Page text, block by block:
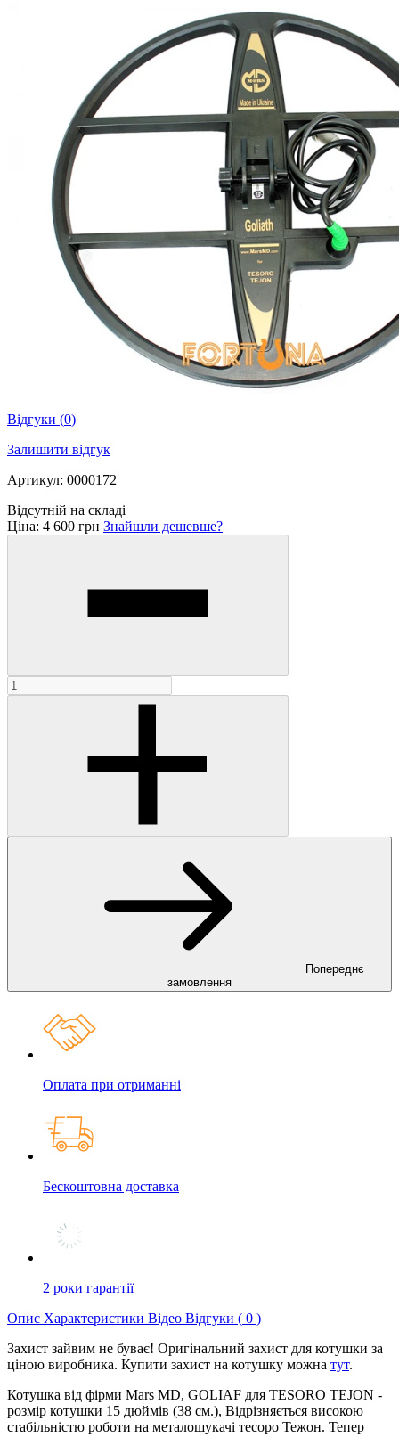
Відгуки (0)
Залишити відгук
Артикул: 0000172
Відсутній на складі
Ціна: 4 600 грн Знайшли дешевше?
Попереднє
замовлення
Оплата при отриманні
Бескоштовна доставка
2 роки гарантії
Опис Характеристики Відео Відгуки ( 0 )
Захист зайвим не буває! Оригінальний захист для котушки за
ціною виробника. Купити захист на котушку можна тут.
Котушка від фірми Mars MD, GOLIAF для TESORO TEJON -
розмір котушки 15 дюймів (38 см.), Відрізняється високою
стабільністю роботи на металошукачі тесоро Тежон. Тепер